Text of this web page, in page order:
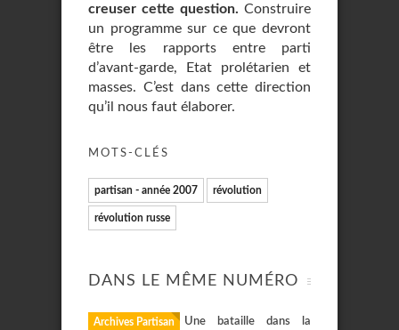
creuser cette question. Construire
un programme sur ce que devront
être les rapports entre parti
d’avant-garde, Etat prolétarien et
masses. C’est dans cette direction
qu’il nous faut élaborer.
MOTS-CLÉS
partisan - année 2007 révolution
révolution russe
DANS LE MÊME NUMÉRO
Archives Partisan
Une bataille dans la